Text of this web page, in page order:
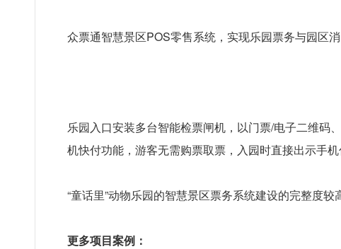
众票通智慧景区POS零售系统，实现乐园票务与园区
乐园入口安装多台智能检票闸机，以门票/电子二维码
机快付功能，游客无需购票取票，入园时直接出示手机
“童话里”动物乐园的智慧景区票务系统建设的完整度
更多项目案例：